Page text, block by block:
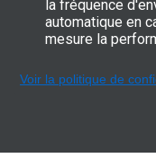
la fréquence
automatique en
mesure la
Voir la politique de